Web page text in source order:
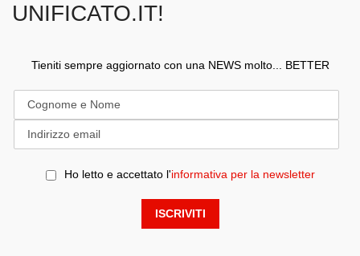
UNIFICATO.IT!
Tieniti sempre aggiornato con una NEWS molto... BETTER
Ho letto e accettato l'informativa per la newsletter